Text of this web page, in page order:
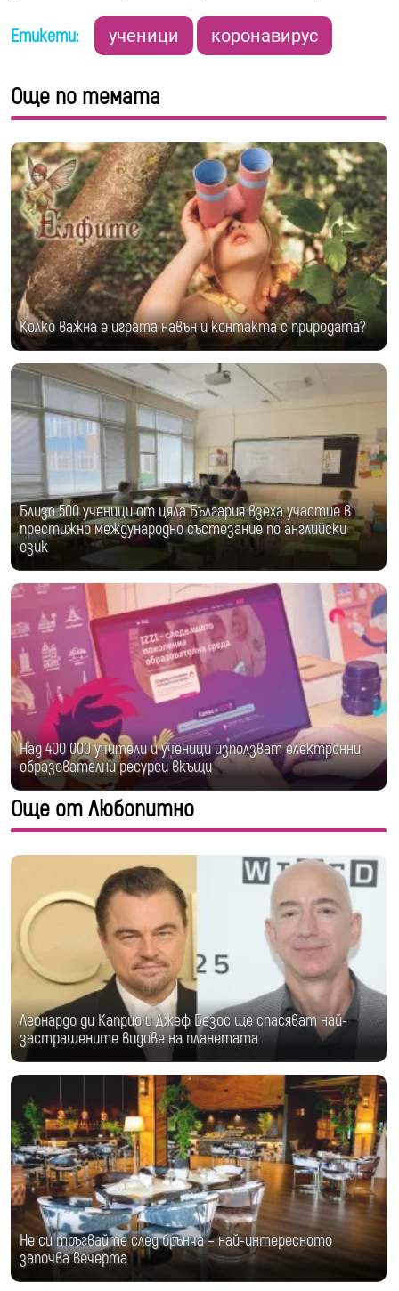
Етикети: ученици коронавирус
Още по темата
Колко важна е играта навън и контакта с природата?
Близо 500 ученици от цяла България взеха участие в
престижно международно състезание по английски
език
Над 400 000 учители и ученици използват електронни
образователни ресурси вкъщи
Още от Любопитно
Леонардо ди Каприо и Джеф Безос ще спасяват най-
застрашените видове на планетата
Не си тръгвайте след брънча – най-интересното
започва вечерта